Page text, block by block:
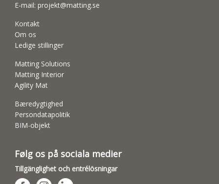
E-mail: projekt@matting.se
Kontakt
Om os
Ledige stillinger
Matting Solutions
Matting Interior
Agility Mat
Bæredygtighed
Persondatapolitik
BIM-objekt
Følg os på sociala medier
Tillgänglighet och entrélösningar